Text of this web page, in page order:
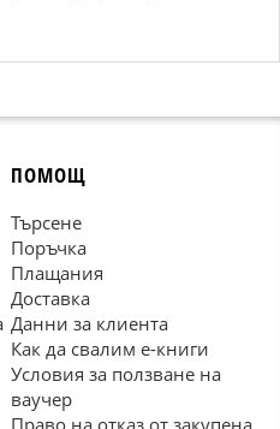
ПОМОЩ
Търсене
Поръчка
Плащания
Доставка
Данни за клиента
Как да свалим е-книги
Условия за ползване на
ваучер
Право на отказ от закупена